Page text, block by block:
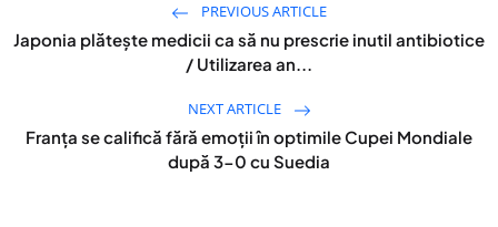
PREVIOUS ARTICLE
Japonia plătește medicii ca să nu prescrie inutil antibiotice
/ Utilizarea an...
NEXT ARTICLE
Franța se califică fără emoții în optimile Cupei Mondiale
după 3-0 cu Suedia